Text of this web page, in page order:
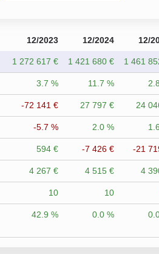
12/2023 12/2024 12/
1 272 617 € 1 421 680 € 1 461
3.7 % 11.7 %
-72 141 € 27 797 € 24
-5.7 % 2.0 %
594 € -7 426 € -21
4 267 € 4 515 € 4
10 10
42.9 % 0.0 %